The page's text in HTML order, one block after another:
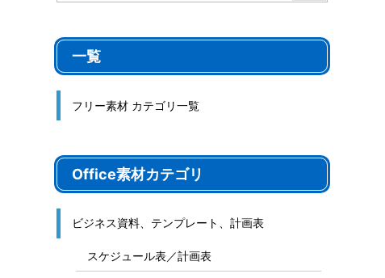
一覧
フリー素材 カテゴリ一覧
Office素材カテゴリ
ビジネス資料、テンプレート、計画表
スケジュール表／計画表